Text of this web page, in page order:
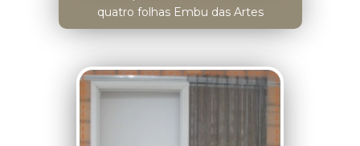
quatro folhas Embu das Artes